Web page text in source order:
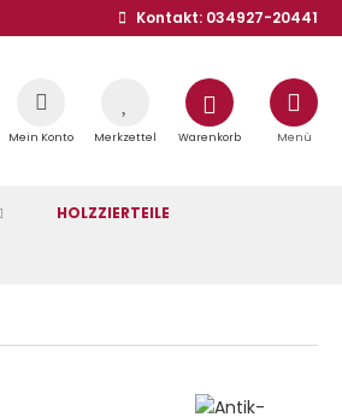
Kontakt: 034927-20441
Mein Konto Merkzettel Warenkorb Menü
HOLZZIERTEILE